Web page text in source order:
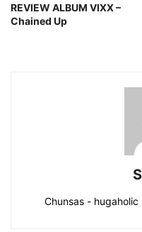
REVIEW ALBUM VIXX –
Chained Up
Chunsas -